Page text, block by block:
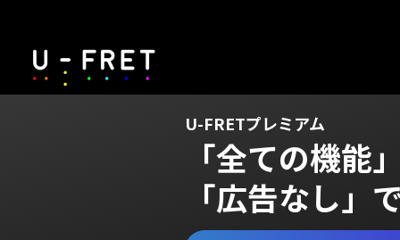
U-FRETプレミアム
「全ての機能
「広告なし」